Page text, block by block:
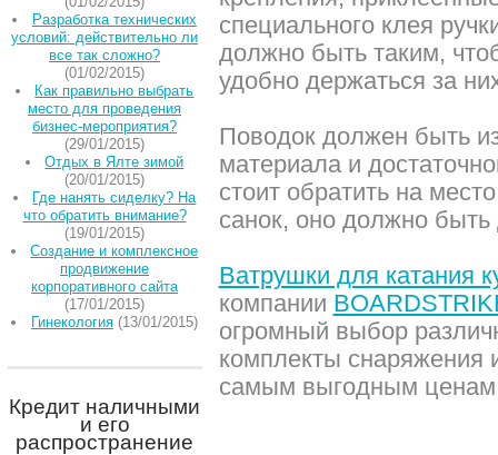
Разработка технических
условий: действительно ли
все так сложно?
(01/02/2015)
Как правильно выбрать
место для проведения
бизнес-мероприятия?
(29/01/2015)
Отдых в Ялте зимой
(20/01/2015)
Где нанять сиделку? На
что обратить внимание?
(19/01/2015)
Создание и комплексное
продвижение
корпоративного сайта
(17/01/2015)
Гинекология(13/01/2015)
Кредит наличными
и его
распространение
специального клея
должно быть таким,
удобно держаться за
Поводок должен быть
материала и
стоит обратить на
санок, оно должно
Ватрушки для катания
компании
огромный выбор
комплекты снаряжения
самым выгодным